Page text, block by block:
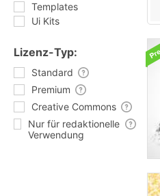
Templates
Ui Kits
Lizenz-Typ:
Standard
Premium
Creative Commons
Nur für redaktionelle
Verwendung